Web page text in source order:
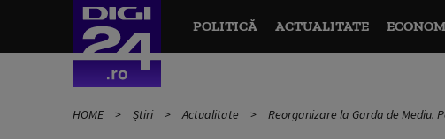
POLITICĂ ACTUALITATE
HOME Știri Actualitate Reorganizare la Garda de Mediu.